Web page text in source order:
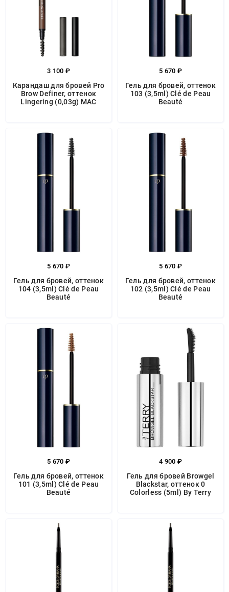
3 100 ₽
Карандаш для бровей Pro
Brow Definer, оттенок
Lingering (0,03g) MAC
5 670 ₽
Гель для бровей, оттенок
103 (3,5ml) Clé de Peau
Beauté
5 670 ₽
Гель для бровей, оттенок
104 (3,5ml) Clé de Peau
Beauté
5 670 ₽
Гель для бровей, оттенок
102 (3,5ml) Clé de Peau
Beauté
5 670 ₽
Гель для бровей, оттенок
101 (3,5ml) Clé de Peau
Beauté
4 900 ₽
Гель для бровей Browgel
Blackstar, оттенок 0
Colorless (5ml) By Terry